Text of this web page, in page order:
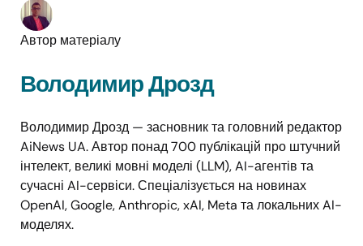
Автор матеріалу
Володимир Дрозд
Володимир Дрозд — засновник та головний редактор
AiNews UA. Автор понад 700 публікацій про штучний
інтелект, великі мовні моделі (LLM), AI-агентів та
сучасні AI-сервіси. Спеціалізується на новинах
OpenAI, Google, Anthropic, xAI, Meta та локальних AI-
моделях.